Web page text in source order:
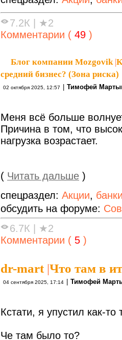
7.2К
★2
Комментарии ( 49 )
Блог компании Mozgovik |
средний бизнес? (Зона риска)
02 октября 2025, 12:57 Тимофей
Меня всё больше
Причина в том, что
нагрузка возрастает.
( Читать дальше )
спецраздел: Акции,
обсудить на форуме:
6.7К
★2
Комментарии ( 5 )
dr-mart|Что там в
04 сентября 2025, 17:14 Тимофей
Кстати, я упустил как-
Че там было то?